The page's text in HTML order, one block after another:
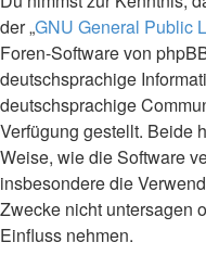
der „GNU General Public
Foren-Software von
deutschsprachige
deutschsprachige
Verfügung gestellt. Beide
Weise, wie die Software
insbesondere die
Zwecke nicht untersagen
Einfluss nehmen.